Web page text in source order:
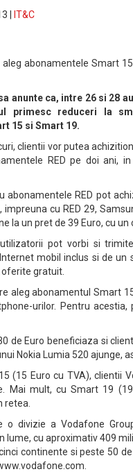
|
IT&C
aleg abonamentele Smart
anunte ca, intre 26 si 28
primesc reduceri la
15 si Smart 19.
clientii vor putea
RED pe doi ani,
abonamentele RED pot
impreuna cu RED 29,
la un pret de 39 Euro, cu un
utilizatorii pot vorbi si
mobil inclus si de
gratuit.
aleg abonamentul Smart
urilor. Pentru
de Euro beneficiaza si
Nokia Lumia 520 ajunge,
(15 Euro cu TVA), clientii
Mai mult, cu Smart 19
retea.
o divizie a Vodafone
lume, cu aproximativ 409
continente si peste 50